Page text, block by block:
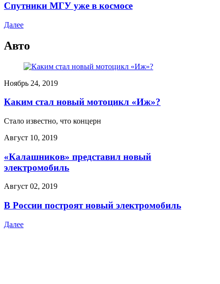
Спутники МГУ уже в космосе
Далее
Авто
Ноябрь 24, 2019
Каким стал новый мотоцикл «Иж»?
Стало известно, что концерн
Август 10, 2019
«Калашников» представил новый
электромобиль
Август 02, 2019
В России построят новый электромобиль
Далее